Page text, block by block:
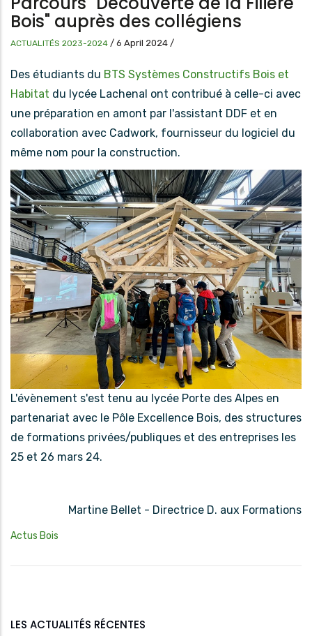
Bois" auprès des collégiens
ACTUALITÉS 2023-2024 / 6 April 2024 /
Des étudiants du BTS Systèmes Constructifs Bois et
Habitat du lycée Lachenal ont contribué à celle-ci avec
une préparation en amont par l'assistant DDF et en
collaboration avec Cadwork, fournisseur du logiciel du
même nom pour la construction.
L'évènement s'est tenu au lycée Porte des Alpes en
partenariat avec le Pôle Excellence Bois, des structures
de formations privées/publiques et des entreprises les
25 et 26 mars 24.
Martine Bellet - Directrice D. aux Formations
Actus Bois
LES ACTUALITÉS RÉCENTES